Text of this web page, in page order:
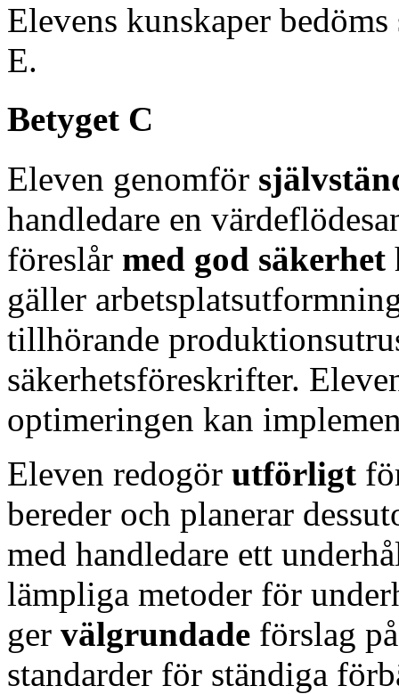
Elevens kunskaper
E.
Betyget C
Eleven genomför
handledare en
föreslår med god säkerhet
gäller
tillhörande
säkerhetsföreskrifter.
optimeringen kan
Eleven redogör utförligt
bereder och planerar
med handledare ett
lämpliga metoder för
ger välgrundade förslag
standarder för ständiga